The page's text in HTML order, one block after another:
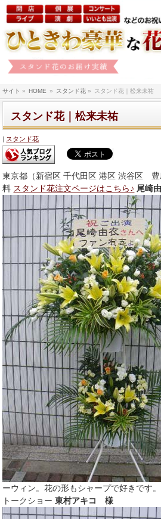
サイト » HOME » スタンド花 » スタンド花｜松来未祐
スタンド花｜松来未祐
スタンド花
東京都（新宿区 千代田区 港区 渋谷区
料 スタンド花注文ページはこちら♪ 尾崎
ーウィン。花の形もシャープで好きです
トークショー東村アキコ 様